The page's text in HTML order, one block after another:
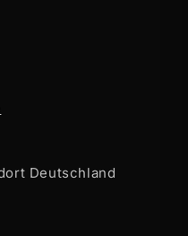
Deutschland